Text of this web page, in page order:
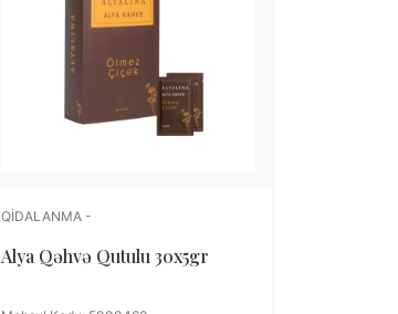
QIDALANMA -
Alya Qəhvə Qutulu 30x5gr